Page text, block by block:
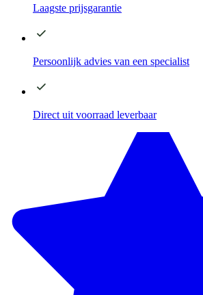
Laagste prijsgarantie
Persoonlijk advies van een specialist
Direct uit voorraad leverbaar